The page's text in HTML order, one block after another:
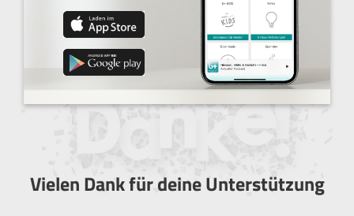
Vielen Dank für deine Unterstützung